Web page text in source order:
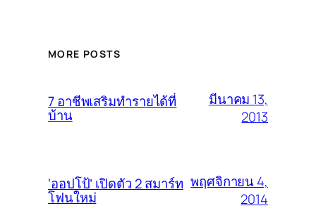
MORE POSTS
7 อาชีพเสริมทำรายได้ที่
บ้าน
มีนาคม 13,
2013
‘ออปโป้’ เปิดตัว 2 สมาร์ท
โฟนใหม่
พฤศจิกายน 4,
2014